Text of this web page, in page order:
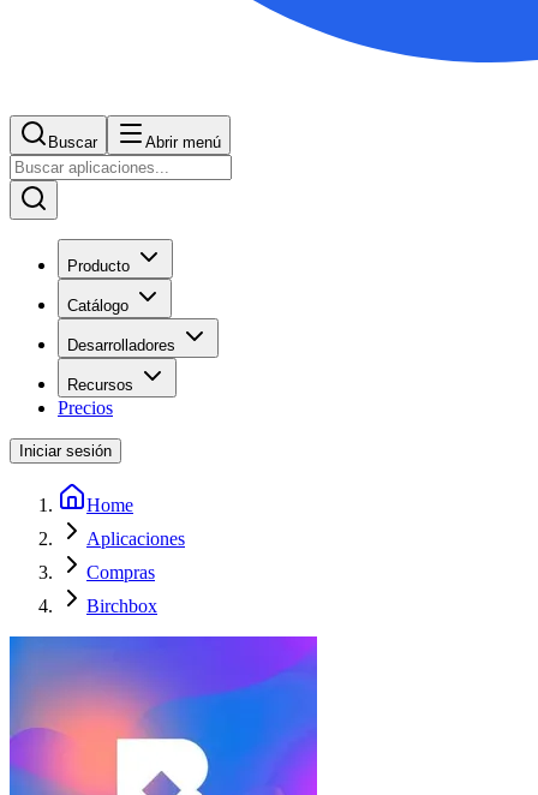
Buscar Abrir menú
Producto
Catálogo
Desarrolladores
Recursos
Precios
Iniciar sesión
Home
Aplicaciones
Compras
Birchbox